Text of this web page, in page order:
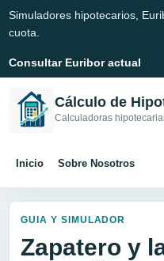
Simuladores hipotecarios,
cuota.
Consultar Euribor actual
Cálculo de
Calculadoras
Inicio Sobre Nosotros
GUIA Y SIMULADOR
Zapatero y